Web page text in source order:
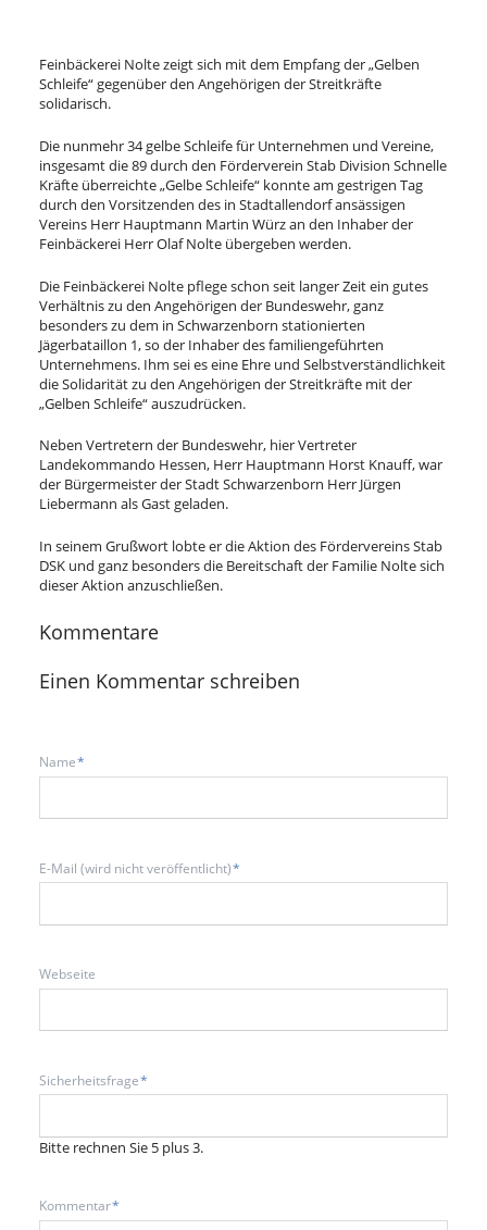
Feinbäckerei Nolte zeigt sich mit dem Empfang der „Gelben
Schleife“ gegenüber den Angehörigen der Streitkräfte
solidarisch.
Die nunmehr 34 gelbe Schleife für Unternehmen und Vereine,
insgesamt die 89 durch den Förderverein Stab Division Schnelle
Kräfte überreichte „Gelbe Schleife“ konnte am gestrigen Tag
durch den Vorsitzenden des in Stadtallendorf ansässigen
Vereins Herr Hauptmann Martin Würz an den Inhaber der
Feinbäckerei Herr Olaf Nolte übergeben werden.
Die Feinbäckerei Nolte pflege schon seit langer Zeit ein gutes
Verhältnis zu den Angehörigen der Bundeswehr, ganz
besonders zu dem in Schwarzenborn stationierten
Jägerbataillon 1, so der Inhaber des familiengeführten
Unternehmens. Ihm sei es eine Ehre und Selbstverständlichkeit
die Solidarität zu den Angehörigen der Streitkräfte mit der
„Gelben Schleife“ auszudrücken.
Neben Vertretern der Bundeswehr, hier Vertreter
Landekommando Hessen, Herr Hauptmann Horst Knauff, war
der Bürgermeister der Stadt Schwarzenborn Herr Jürgen
Liebermann als Gast geladen.
In seinem Grußwort lobte er die Aktion des Fördervereins Stab
DSK und ganz besonders die Bereitschaft der Familie Nolte sich
dieser Aktion anzuschließen.
Kommentare
Einen Kommentar schreiben
Pflichtfeld
Name*
Pflichtfeld
E-Mail (wird nicht veröffentlicht)*
Webseite
Pflichtfeld
Sicherheitsfrage*
Bitte rechnen Sie 5 plus 3.
Pflichtfeld
Kommentar*